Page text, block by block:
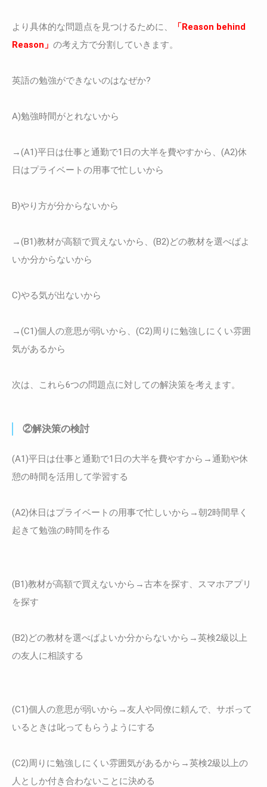
より具体的な問題点を見つけるために、
「Reason behind
Reason」 の考え方で分割していきます。
英語の勉強ができないのはなぜか?
A)勉強時間がとれないから
→(A1)平日は仕事と通勤で1日の大半を費やすから、(A2)休
日はプライベートの用事で忙しいから
B)やり方が分からないから
→(B1)教材が高額で買えないから、(B2)どの教材を選べばよ
いか分からないから
C)やる気が出ないから
→(C1)個人の意思が弱いから、(C2)周りに勉強しにくい雰囲
気があるから
次は、これら6つの問題点に対しての解決策を考えます。
②解決策の検討
(A1)平日は仕事と通勤で1日の大半を費やすから→通勤や休
憩の時間を活用して学習する
(A2)休日はプライベートの用事で忙しいから→朝2時間早く
起きて勉強の時間を作る
(B1)教材が高額で買えないから→古本を探す、スマホアプリ
を探す
(B2)どの教材を選べばよいか分からないから→英検2級以上
の友人に相談する
(C1)個人の意思が弱いから→友人や同僚に頼んで、サボって
いるときは叱ってもらうようにする
(C2)周りに勉強しにくい雰囲気があるから→英検2級以上の
人としか付き合わないことに決める